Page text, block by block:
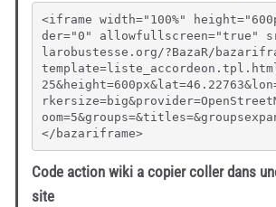
<iframe width="100%"
der="0" allowfullscreen="true"
larobustesse.org/?BazaR/
</bazariframe>
Code action wiki a copier coller dans
site